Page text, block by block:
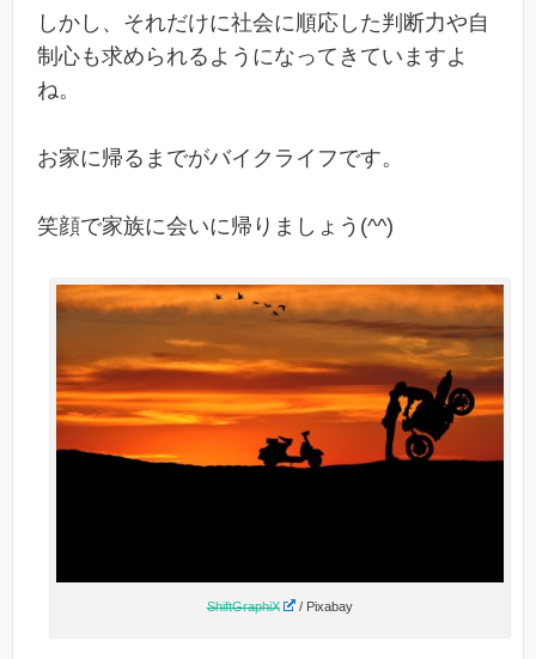
しかし、それだけに社会に順応した判断力や自
制心も求められるようになってきていますよ
ね。
お家に帰るまでがバイクライフです。
笑顔で家族に会いに帰りましょう(^^)
ShiftGraphiX / Pixabay